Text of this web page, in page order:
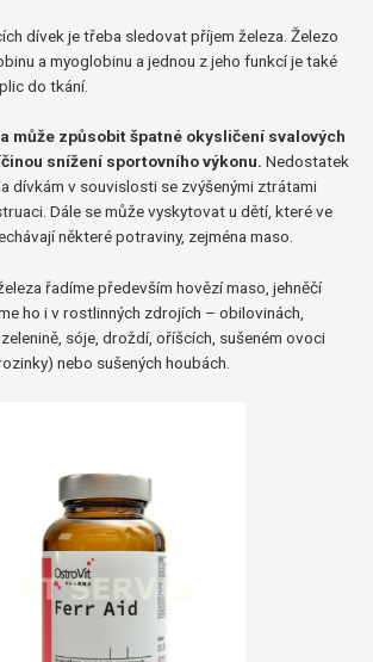
dívek je třeba sledovat příjem železa. Železo
a myoglobinu a jednou z jeho funkcí je také
do tkání.
může způsobit špatné okysličení svalových
snížení sportovního výkonu. Nedostatek
dívkám v souvislosti se zvýšenými ztrátami
Dále se může vyskytovat u dětí, které ve
některé potraviny, zejména maso.
řadíme především hovězí maso, jehněčí
ho i v rostlinných zdrojích – obilovinách,
sóje, droždí, oříšcích, sušeném ovoci
nebo sušených houbách.